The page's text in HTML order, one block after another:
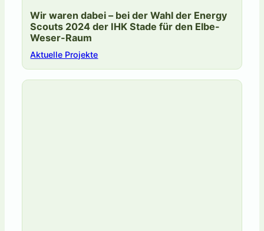
Wir waren dabei – bei der Wahl der Energy
Scouts 2024 der IHK Stade für den Elbe-
Weser-Raum
Aktuelle Projekte